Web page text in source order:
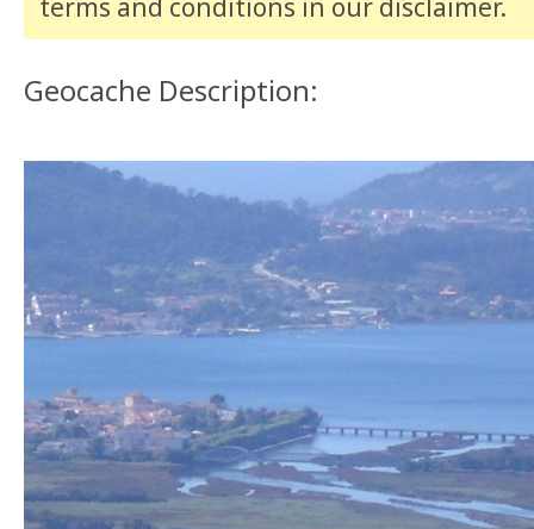
terms and conditions in our disclaimer.
Geocache Description: